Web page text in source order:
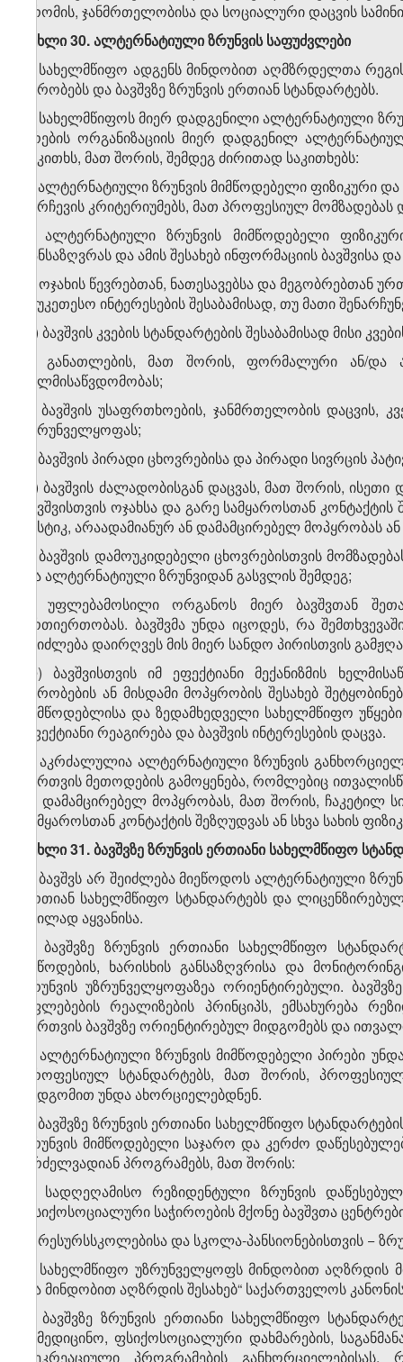
შრომის, ჯანმრთელობისა და სოციალური დაცვის
მუხლი 30. ალტერნატიული ზრუნვის საფუძვლები
1. სახელმწიფო ადგენს მინდობით აღმზრდელთა
პირობებს და ბავშვზე ზრუნვის ერთიან სტანდარტებს.
2. სახელმწიფოს მიერ დადგენილი ალტერნატიული
ერების ორგანიზაციის მიერ დადგენილ
საკითხს, მათ შორის, შემდეგ ძირითად საკითხებს:
ა) ალტერნატიული ზრუნვის მიმწოდებელი ფიზიკური
შერჩევის კრიტერიუმებს, მათ პროფესიულ
ბ) ალტერნატიული ზრუნვის მიმწოდებელი
განსაზღვრას და ამის შესახებ ინფორმაციის ბავშვისა
გ) ოჯახის წევრებთან, ნათესავებსა და მეგობრებთან
საუკეთესო ინტერესების შესაბამისად, თუ მათი
დ) ბავშვის კვების სტანდარტების შესაბამისად მისი
ე) განათლების, მათ შორის, ფორმალური ან/და
ხელმისაწვდომობას;
ვ) ბავშვის უსაფრთხოების, ჯანმრთელობის დაცვის,
უზრუნველყოფას;
ზ) ბავშვის პირადი ცხოვრებისა და პირადი სივრცის
თ) ბავშვის ძალადობისგან დაცვას, მათ შორის,
ბავშვისთვის ოჯახსა და გარე სამყაროსთან
სასტიკ, არაადამიანურ ან დამამცირებელ მოპყრობას
ი) ბავშვის დამოუკიდებელი ცხოვრებისთვის
და ალტერნატიული ზრუნვიდან გასვლის შემდეგ;
კ) უფლებამოსილი ორგანოს მიერ ბავშვთან
ურთიერთობას. ბავშვმა უნდა იცოდეს, რა
შეიძლება დაირღვეს მის მიერ სანდო პირისთვის
ლ) ბავშვისთვის იმ ეფექტიანი მექანიზმის
პირობების ან მისდამი მოპყრობის შესახებ
მიმწოდებლისა და ზედამხედველი სახელმწიფო
ეფექტიანი რეაგირება და ბავშვის ინტერესების დაცვა.
3. აკრძალულია ალტერნატიული ზრუნვის
მართვის მეთოდების გამოყენება, რომლებიც
ან დამამცირებელ მოპყრობას, მათ შორის, ჩაკეტილ
სამყაროსთან კონტაქტის შეზღუდვას ან სხვა სახის
მუხლი 31. ბავშვზე ზრუნვის ერთიანი სახელმწიფო
1. ბავშვს არ შეიძლება მიეწოდოს ალტერნატიული
ერთიან სახელმწიფო სტანდარტებს და
შვილად აყვანისა.
2. ბავშვზე ზრუნვის ერთიანი სახელმწიფო
მიწოდების, ხარისხის განსაზღვრისა და
ზრუნვის უზრუნველყოფაზეა ორიენტირებული.
უფლებების რეალიზების პრინციპს, ემსახურება
მართვის ბავშვზე ორიენტირებულ მიდგომებს და
3. ალტერნატიული ზრუნვის მიმწოდებელი პირები
პროფესიულ სტანდარტებს, მათ შორის,
მიდგომით უნდა ახორციელებდნენ.
4. ბავშვზე ზრუნვის ერთიანი სახელმწიფო
ზრუნვის მიმწოდებელი საჯარო და კერძო
გრძელვადიან პროგრამებს, მათ შორის:
ა) სადღეღამისო რეზიდენტული ზრუნვის
ფსიქოსოციალური საჭიროების მქონე ბავშვთა
ბ) რესურსსკოლებისა და სკოლა-პანსიონებისთვის −
5. სახელმწიფო უზრუნველყოფს მინდობით აღზრდის
და მინდობით აღზრდის შესახებ“ საქართველოს
6. ბავშვზე ზრუნვის ერთიანი სახელმწიფო
სამედიცინო, ფსიქოსოციალური დახმარების,
რეკრეაციული პროგრამების